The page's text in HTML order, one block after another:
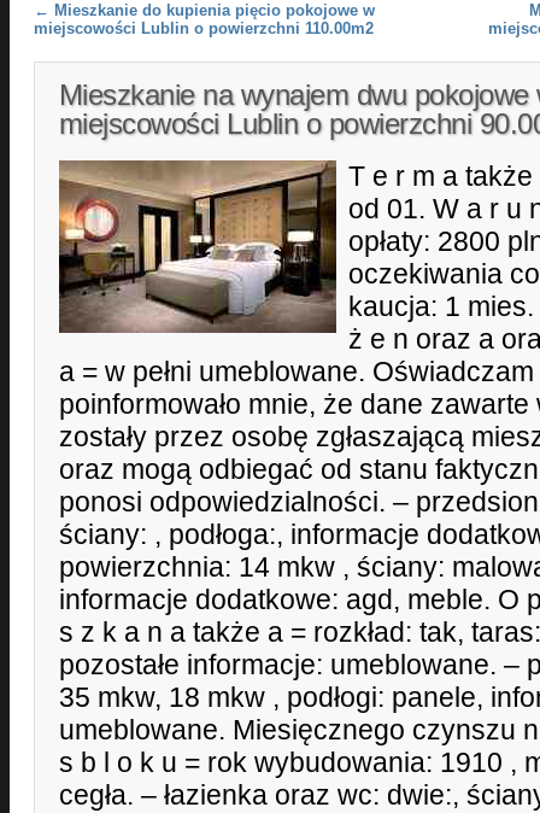
Post navigation
← Mieszkanie do kupienia pięcio pokojowe w
miejscowości Lublin o powierzchni 110.00m2
Mieszkanie na wynajem dwu pokojowe
miejscowości Lublin o powierzchni
T e r m a
od 01. W a r u
opłaty: 2800
oczekiwania
kaucja: 1
ż e n oraz a
a = w pełni umeblowane.
poinformowało mnie, że dane
zostały przez osobę zgłaszającą
oraz mogą odbiegać od stanu
ponosi odpowiedzialności. –
ściany: , podłoga:, informacje
powierzchnia: 14 mkw , ściany:
informacje dodatkowe: agd, meble. O
s z k a n a także a = rozkład: tak,
pozostałe informacje: umeblowane. –
35 mkw, 18 mkw , podłogi: panele,
umeblowane. Miesięcznego czynszu
s b l o k u = rok wybudowania: 1910 ,
cegła. – łazienka oraz wc: dwie:,